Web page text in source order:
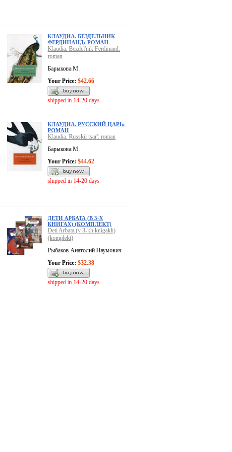
КЛАУДИА. БЕЗДЕЛЬНИК
ФЕРДИНАНД: РОМАН
Klaudia. Bezdel'nik Ferdinand:
roman
Барыкова М.
Your Price: $42.66
shipped in 14-20 days
КЛАУДИА. РУССКИЙ ЦАРЬ:
РОМАН
Klaudia. Russkii tsar': roman
Барыкова М.
Your Price: $44.62
shipped in 14-20 days
ДЕТИ АРБАТА (В 3-Х
КНИГАХ) (КОМПЛЕКТ)
Deti Arbata (v 3-kh knigakh)
(komplekt)
Рыбаков Анатолий Наумович
Your Price: $32.38
shipped in 14-20 days